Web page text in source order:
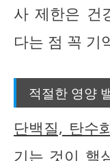
사 제한은 건
다는 점 꼭 기
적절한 영양
단백질, 탄수
기는 것이 핵